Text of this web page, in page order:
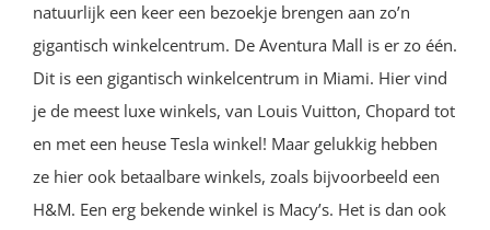
natuurlijk een keer een bezoekje brengen aan zo’n
gigantisch winkelcentrum. De Aventura Mall is er zo één.
Dit is een gigantisch winkelcentrum in Miami. Hier vind
je de meest luxe winkels, van Louis Vuitton, Chopard tot
en met een heuse Tesla winkel! Maar gelukkig hebben
ze hier ook betaalbare winkels, zoals bijvoorbeeld een
H&M. Een erg bekende winkel is Macy’s. Het is dan ook